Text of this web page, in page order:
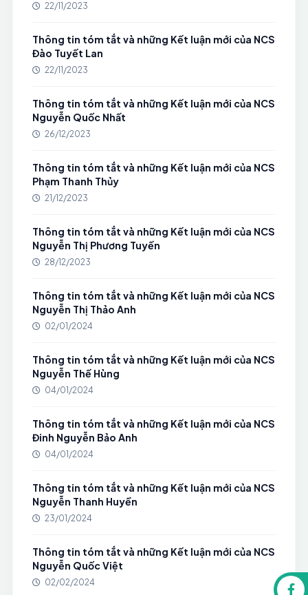
22/11/2023
Thông tin tóm tắt và những Kết luận mới của NCS
Đào Tuyết Lan
22/11/2023
Thông tin tóm tắt và những Kết luận mới của NCS
Nguyễn Quốc Nhất
26/12/2023
Thông tin tóm tắt và những Kết luận mới của NCS
Phạm Thanh Thủy
21/12/2023
Thông tin tóm tắt và những Kết luận mới của NCS
Nguyễn Thị Phương Tuyến
28/12/2023
Thông tin tóm tắt và những Kết luận mới của NCS
Nguyễn Thị Thảo Anh
02/01/2024
Thông tin tóm tắt và những Kết luận mới của NCS
Nguyễn Thế Hùng
04/01/2024
Thông tin tóm tắt và những Kết luận mới của NCS
Đinh Nguyễn Bảo Anh
04/01/2024
Thông tin tóm tắt và những Kết luận mới của NCS
Nguyễn Thanh Huyền
23/01/2024
Thông tin tóm tắt và những Kết luận mới của NCS
Nguyễn Quốc Việt
02/02/2024